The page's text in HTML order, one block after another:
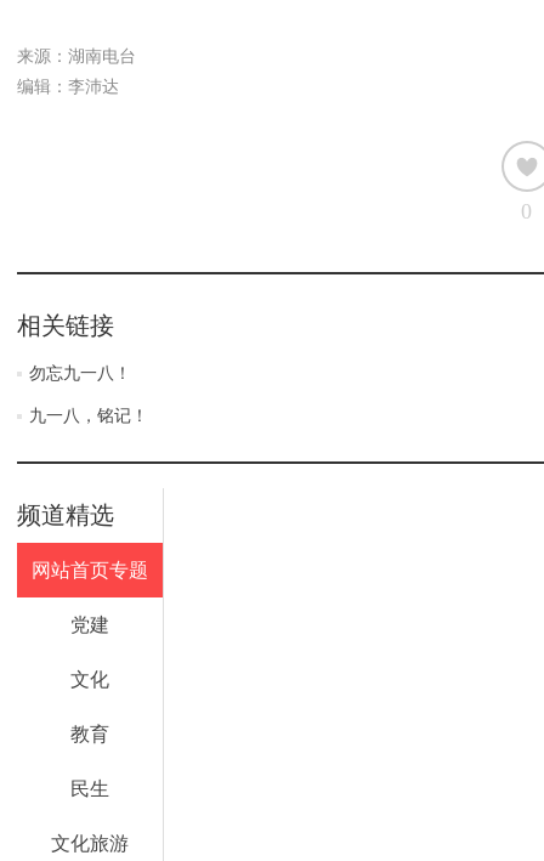
来源：湖南电台
编辑：李沛达
0
相关链接
勿忘九一八！
九一八，铭记！
频道精选
网站首页专题
党建
文化
教育
民生
文化旅游